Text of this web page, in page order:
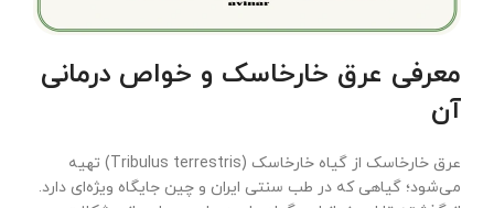
معرفی عرق خارخاسک و خواص درمانی
آن
عرق خارخاسک از گیاه خارخاسک (Tribulus terrestris) تهیه
می‌شود؛ گیاهی که در طب سنتی ایران و چین جایگاه ویژه‌ای دارد.